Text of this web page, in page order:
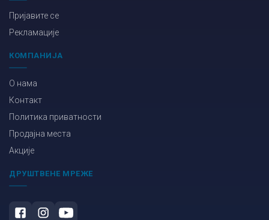
Пријавите се
Рекламације
КОМПАНИЈА
О нама
Контакт
Политика приватности
Продајна места
Акције
ДРУШТВЕНЕ МРЕЖЕ